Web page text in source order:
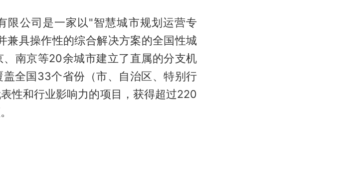
限公司是一家以"智慧城市规划运营专
兼具操作性的综合解决方案的全国性城
南京等20余城市建立了直属的分支机
全国33个省份（市、自治区、特别行
性和行业影响力的项目，获得超过220